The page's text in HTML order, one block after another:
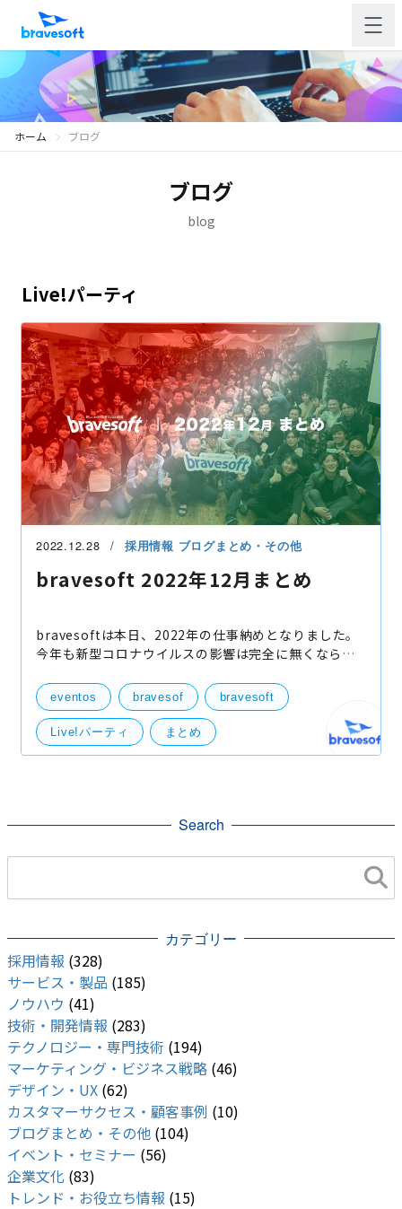
ホーム ブログ
ブログ
blog
Live!パーティ
2022.12.28 採用情報 ブログまとめ・その他
bravesoft 2022年12月まとめ
bravesoftは本日、2022年の仕事納めとなりました。
今年も新型コロナウイルスの影響は完全に無くなら
が、 その中でも2022年下期のスローガンである「なん
ぼのもん
eventos bravesof bravesoft
Live!パーティ まとめ
Search
カテゴリー
採用情報 (328)
サービス・製品 (185)
ノウハウ (41)
技術・開発情報 (283)
テクノロジー・専門技術 (194)
マーケティング・ビジネス戦略 (46)
デザイン・UX (62)
カスタマーサクセス・顧客事例 (10)
ブログまとめ・その他 (104)
イベント・セミナー (56)
企業文化 (83)
トレンド・お役立ち情報 (15)